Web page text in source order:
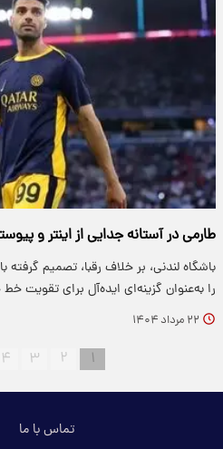
طارمی در آستانه جدایی از اینتر و
باشگاه لندنی، بر خلاف رقبا، تصمیم
را به‌عنوان گزینه‌ای ایده‌آل برای تقویت
۲۲ مرداد ۱۴۰۴
۱ ۲ ۳ ۴
تماس با ما